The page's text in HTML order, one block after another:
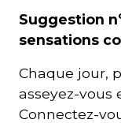
Suggestion n
sensations
Chaque jour,
asseyez-vous
Connectez-